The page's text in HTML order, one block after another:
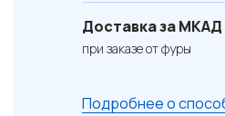
Доставка за МКАД
при заказе от фуры
Подробнее о